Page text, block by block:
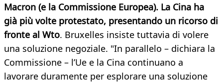
Macron (e la Commissione Europea). La Cina ha
già più volte protestato, presentando un ricorso di
fronte al Wto. Bruxelles insiste tuttavia di volere
una soluzione negoziale. "In parallelo – dichiara la
Commissione – l’Ue e la Cina continuano a
lavorare duramente per esplorare una soluzione